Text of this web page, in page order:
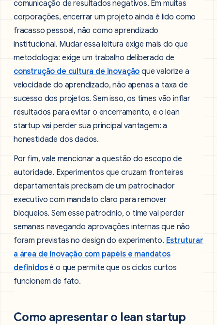
comunicação de resultados negativos. Em muitas
corporações, encerrar um projeto ainda é lido como
fracasso pessoal, não como aprendizado
institucional. Mudar essa leitura exige mais do que
metodologia: exige um trabalho deliberado de
construção de cultura de inovação que valorize a
velocidade do aprendizado, não apenas a taxa de
sucesso dos projetos. Sem isso, os times vão inflar
resultados para evitar o encerramento, e o lean
startup vai perder sua principal vantagem: a
honestidade dos dados.
Por fim, vale mencionar a questão do escopo de
autoridade. Experimentos que cruzam fronteiras
departamentais precisam de um patrocinador
executivo com mandato claro para remover
bloqueios. Sem esse patrocínio, o time vai perder
semanas navegando aprovações internas que não
foram previstas no design do experimento. Estruturar
a área de inovação com papéis e mandatos
definidosé o que permite que os ciclos curtos
funcionem de fato.
Como apresentar o lean startup